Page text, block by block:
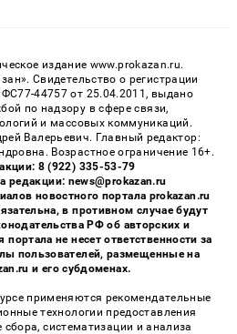
издание www.prokazan.ru.
Cвидетельство о регистрации
44757 от 25.04.2011, выдано
по надзору в сфере связи,
и массовых коммуникаций.
Валерьевич. Главный редактор:
Возрастное ограничение 16+.
8 (922) 335-53-79
редакции: news@prokazan.ru
новостного портала prokazan.ru
в противном случае будут
РФ об авторских и
не несет ответственности за
пользователей, размещенные на
и его субдоменах.
применяются рекомендательные
технологии предоставления
систематизации и анализа